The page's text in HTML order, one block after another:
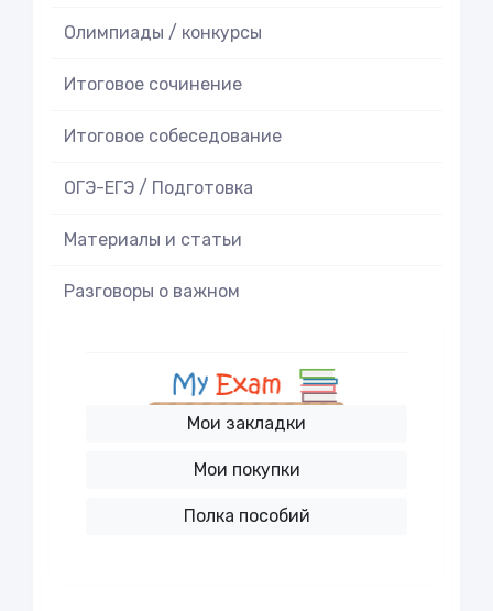
Олимпиады / конкурсы
Итоговое cочинение
Итоговое cобеседование
ОГЭ-ЕГЭ / Подготовка
Материалы и статьи
Разговоры о важном
Мои закладки
Мои покупки
Полка пособий